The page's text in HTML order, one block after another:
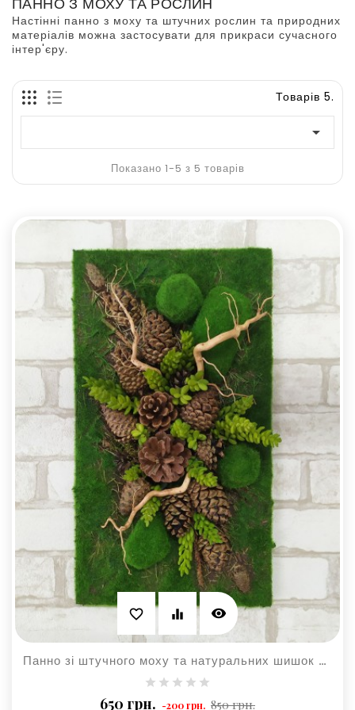
Настінні панно з моху та штучних рослин та природних
матеріалів можна застосувати для прикраси сучасного
інтер'єру.
Товарів 5.

Показано 1-5 з 5 товарів
favorite_border equalizer visibility
Панно зі штучного моху та натуральних шишок для настінного декору
650 грн. Базова
-200 грн. 850 грн.Ціна